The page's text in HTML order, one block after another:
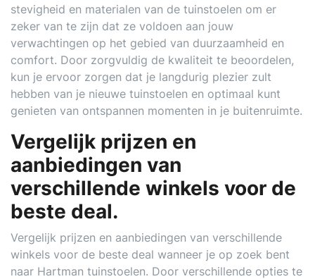
stevigheid en materialen van de tuinstoelen om er
zeker van te zijn dat ze voldoen aan jouw
verwachtingen op het gebied van duurzaamheid en
comfort. Door zorgvuldig de kwaliteit te beoordelen,
kun je ervoor zorgen dat je langdurig plezier zult
hebben van je nieuwe tuinstoelen en optimaal kunt
genieten van ontspannen momenten in je buitenruimte.
Vergelijk prijzen en
aanbiedingen van
verschillende winkels voor de
beste deal.
Vergelijk prijzen en aanbiedingen van verschillende
winkels voor de beste deal wanneer je op zoek bent
naar Hartman tuinstoelen. Door verschillende opties te